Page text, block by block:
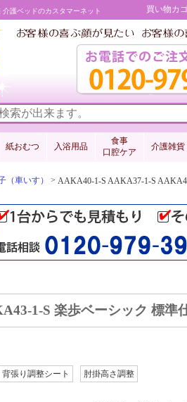
介護ベッドのカスタマーネット 買い物カ
紙おむつ 入浴用品
食事
口腔ケア
介護雑貨
（車いす） > AAKA40-1-S AAKA37-1-S
1-S 楽歩ベーシック 標準
背張り調整シート 肘掛高さ調整